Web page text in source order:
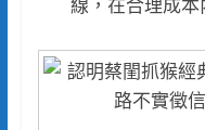
線，在合理成本